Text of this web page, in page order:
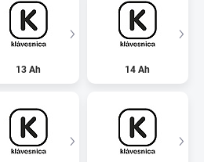
13 Ah 14 Ah